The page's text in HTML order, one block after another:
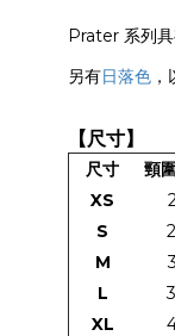
Prater 系列
另有日落色
【尺寸】
尺寸 頸
XS
S
M
L
XL